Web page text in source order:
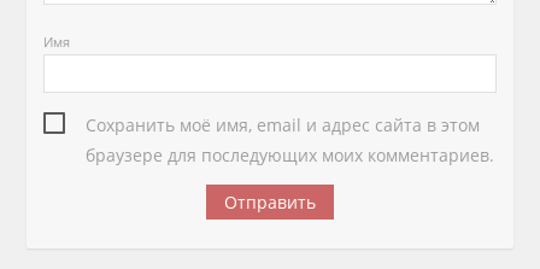
Имя
Сохранить моё имя, email и адрес сайта в этом
браузере для последующих моих комментариев.